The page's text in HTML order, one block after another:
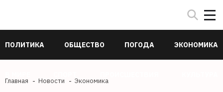
ПОЛИТИКА ОБЩЕСТВО ПОГОДА ЭКОНОМИКА
Главная Новости Экономика